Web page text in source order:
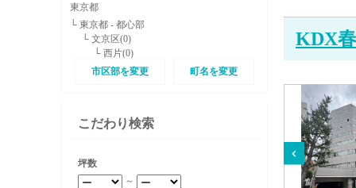
東京都
└ 東京都 - 都心部
└ 文京区(0)
└ 西片(0)
市区部を変更
町名を変更
こだわり検索
坪数
～
KDX